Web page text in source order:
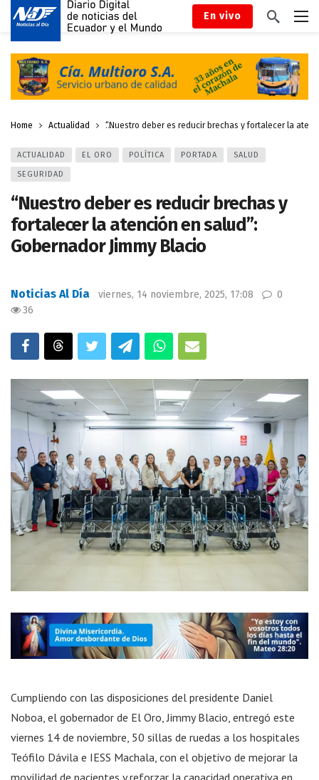
En vivo
Home Actualidad “Nuestro deber es reducir brechas y fortalecer la
ACTUALIDAD EL ORO POLÍTICA PORTADA SALUD
SEGURIDAD
“Nuestro deber es reducir brechas y
fortalecer la atención en salud”:
Gobernador Jimmy Blacio
Noticias Al Día viernes, 14 noviembre, 2025, 17:08
0
36
Cumpliendo con las disposiciones del presidente Daniel
Noboa, el gobernador de El Oro, Jimmy Blacio, entregó este
viernes 14 de noviembre, 50 sillas de ruedas a los hospitales
Teófilo Dávila e IESS Machala, con el objetivo de mejorar la
movilidad de pacientes y reforzar la capacidad operativa en